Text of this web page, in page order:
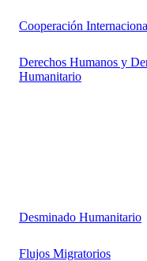
Cooperación
Derechos Humanos y
Humanitario
Desminado Humanitario
Flujos Migratorios